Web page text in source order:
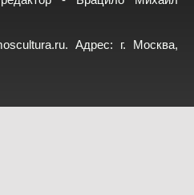
. Адрес: г. Москва,